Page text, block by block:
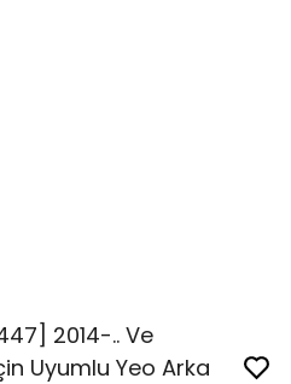
2014-.. Ve
Uyumlu Yeo Arka